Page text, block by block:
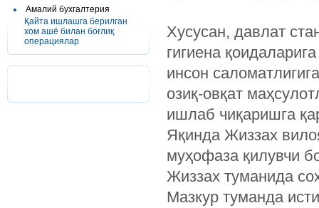
Амалий бухгалтерия
Қайта ишлашга берилган
хом ашё билан боғлиқ
операциялар
Хусусан, давлат
гигиена
инсон
озиқ-овқат
ишлаб чиқаришга
Яқинда Жиззах
муҳофаза қилувчи
Жиззах туманида
Мазкур туманда